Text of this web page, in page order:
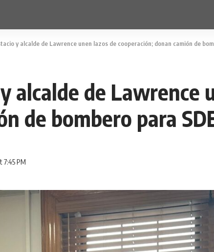
y alcalde de Lawrence unen lazos de cooperación; donan camión de
alcalde de Lawrence
de bombero para
7:45 PM